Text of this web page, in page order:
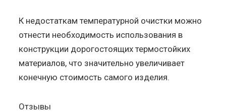
К недостаткам температурной очистки можно
отнести необходимость использования в
конструкции дорогостоящих термостойких
материалов, что значительно увеличивает
конечную стоимость самого изделия.
Отзывы